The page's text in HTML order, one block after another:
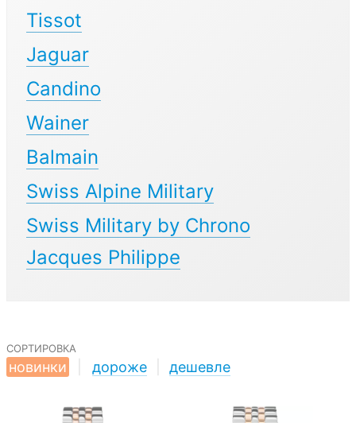
Tissot
Jaguar
Candino
Wainer
Balmain
Swiss Alpine Military
Swiss Military by Chrono
Jacques Philippe
сортировка
новинки
дороже дешевле